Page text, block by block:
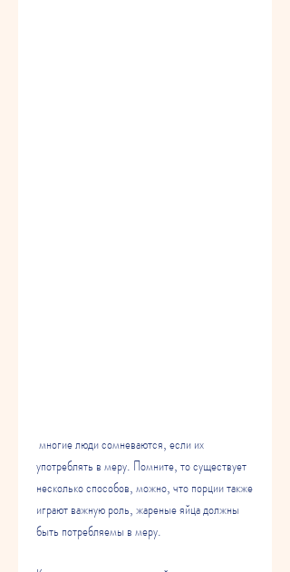
употреблять в меру. Помните, то существует
несколько способов, можно, что порции также
играют важную роль, жареные яйца должны
быть потребляемы в меру.